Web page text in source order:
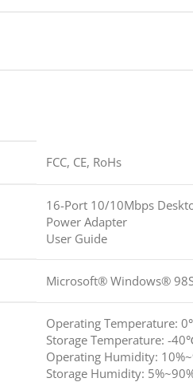
FCC, CE, RoHs
16-Port 10/10Mbps
Power Adapter
User Guide
Microsoft® Windows®
Operating Temperature:
Storage Temperature: -
Operating Humidity:
Storage Humidity: